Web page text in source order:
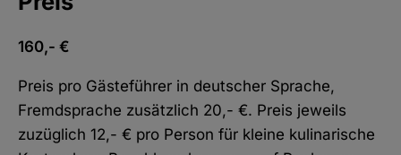
160,- €
Preis pro Gästeführer in deutscher Sprache,
Fremdsprache zusätzlich 20,- €. Preis jeweils
zuzüglich 12,- € pro Person für kleine kulinarische